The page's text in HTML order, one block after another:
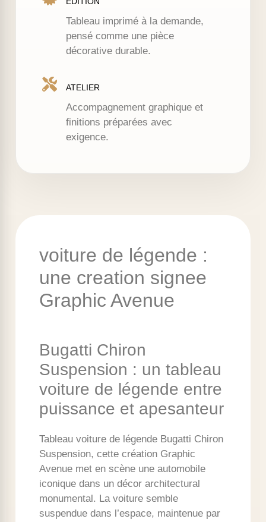
Tableau imprimé à la demande,
pensé comme une pièce
décorative durable.
ATELIER
Accompagnement graphique et
finitions préparées avec
exigence.
voiture de légende :
une creation signee
Graphic Avenue
Bugatti Chiron
Suspension : un tableau
voiture de légende entre
puissance et apesanteur
Tableau voiture de légende Bugatti Chiron
Suspension, cette création Graphic
Avenue met en scène une automobile
iconique dans un décor architectural
monumental. La voiture semble
suspendue dans l’espace, maintenue par